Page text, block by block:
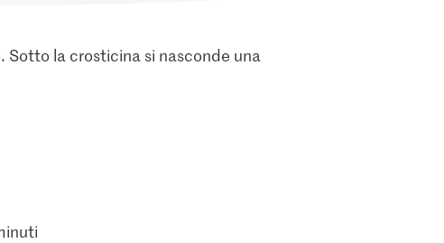
Sotto la crosticina si nasconde una